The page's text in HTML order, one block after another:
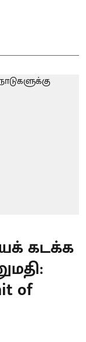
கடக்க
of